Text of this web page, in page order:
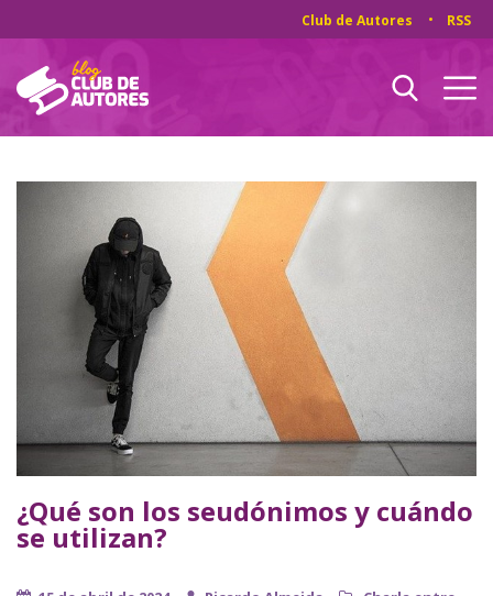
Club de Autores RSS
¿Qué son los seudónimos y cuándo
se utilizan?